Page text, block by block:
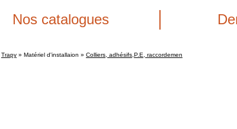
Nos catalogues
Trapy » Matériel d'installaion » Colliers, adhésifs,P.E, raccordemen